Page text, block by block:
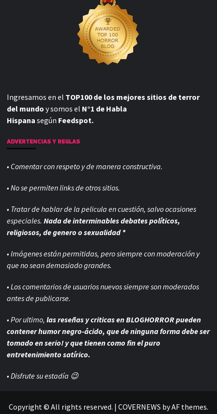
Ingresamos en el TOP100 de los mejores sitios de terror
del mundo y somos el N°1 de Habla
Hispana según Feedspot.
ADVERTENCIAS Y REGLAS
• Comentar con respeto y de manera constructiva.
• No se permiten links de otros sitios.
• Tratar de hablar de la pelicula en cuestión, salvo ocasiones
especiales. Nada de interminables debates políticos,
religiosos, de genero o sexualidad *
• Imágenes están permitidas, pero siempre conmoderación y
que no sean demasiado grandes.
• Los comentarios de usuarios nuevos siempre son moderados
antes de publicarse.
• Por ultimo, las reseñas y criticas en BLOGHORROR pueden
contener humor negro-ácido, que de ninguna forma debe ser
tomado en serio! y que tienen como fin el puro
entretenimiento satírico.
• Disfrute su estadía 😉
Copyright © All rights reserved. | COVERNEWS by AF themes.